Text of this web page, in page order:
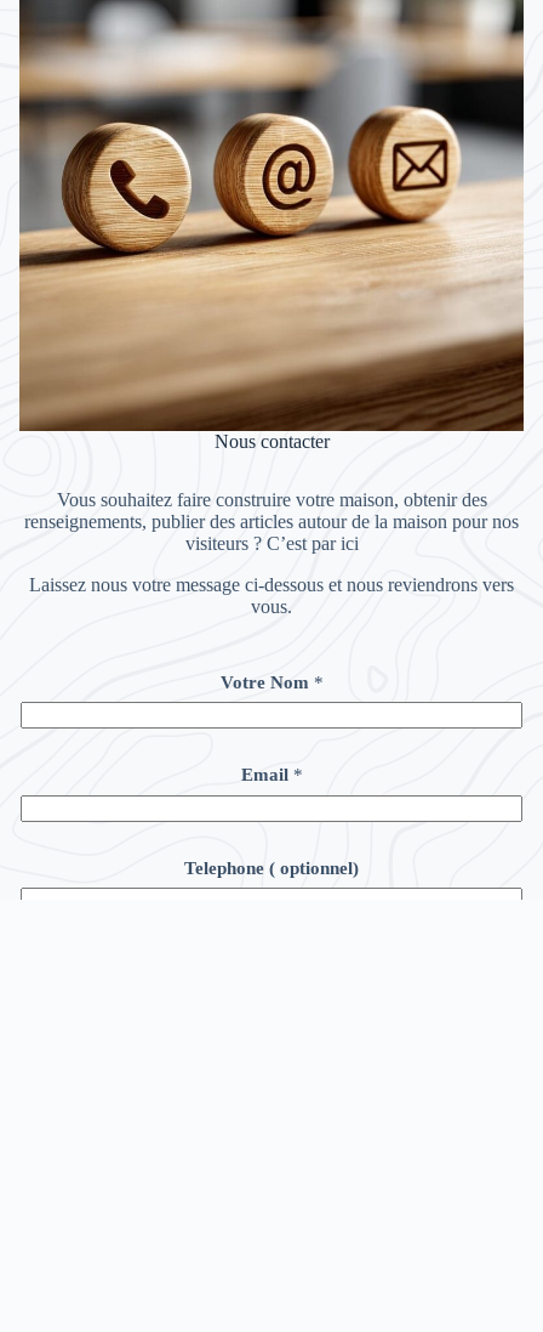
Nous contacter
Vous souhaitez faire construire votre maison, obtenir des
renseignements, publier des articles autour de la maison pour nos
visiteurs ? C’est par ici
Laissez nous votre message ci-dessous et nous reviendrons vers
vous.
Votre Nom *
Email *
Telephone ( optionnel)